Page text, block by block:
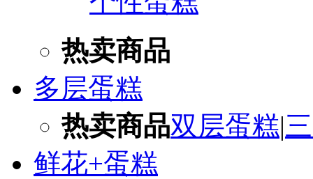
热卖商品
多层蛋糕
热卖商品双层蛋糕|
鲜花+蛋糕